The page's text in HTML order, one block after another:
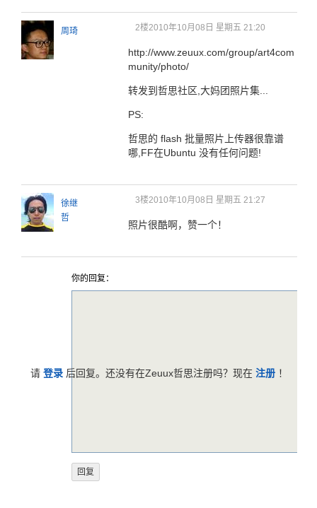
周琦 2楼2010年10月08日 星期五 21:20
http://www.zeuux.com/group/art4com
munity/photo/
转发到哲思社区,大妈团照片集...
PS:
哲思的 flash 批量照片上传器很靠谱
哪,FF在Ubuntu 没有任何问题!
徐继
哲
3楼2010年10月08日 星期五 21:27
照片很酷啊，赞一个！
你的回复：
请 登录 后回复。还没有在Zeuux哲思注册吗？现在 注册 ！